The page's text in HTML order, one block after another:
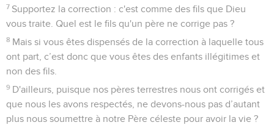
7 Supportez la correction : c'est comme des fils que Dieu
vous traite. Quel est le fils qu'un père ne corrige pas ?
8 Mais si vous êtes dispensés de la correction à laquelle tous
ont part, c’est donc que vous êtes des enfants illégitimes et
non des fils.
9 D'ailleurs, puisque nos pères terrestres nous ont corrigés et
que nous les avons respectés, ne devons-nous pas d’autant
plus nous soumettre à notre Père céleste pour avoir la vie ?